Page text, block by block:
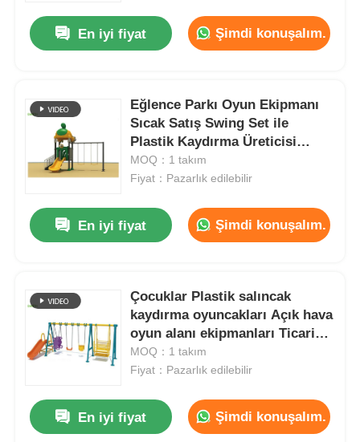
Evde
En iyi fiyat Şimdi konuşalım.
Eğlence Parkı Oyun Ekipmanı
Sıcak Satış Swing Set ile
Plastik Kaydırma Üreticisi
Çocuk Açık Hava Oyun Sahası
MOQ：1 takım
Fiyat：Pazarlık edilebilir
En iyi fiyat Şimdi konuşalım.
Çocuklar Plastik salıncak
kaydırma oyuncakları Açık hava
oyun alanı ekipmanları Ticari
Şehir Eğlence Parkı
MOQ：1 takım
Fiyat：Pazarlık edilebilir
En iyi fiyat Şimdi konuşalım.